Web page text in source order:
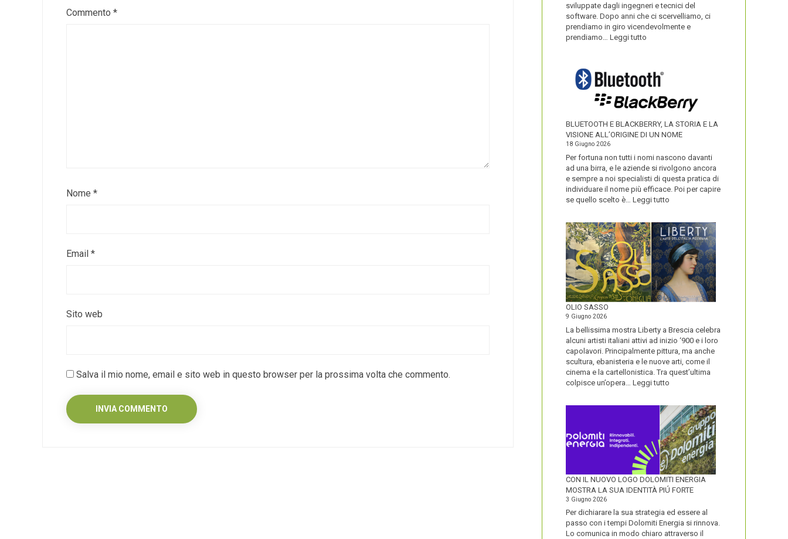
Commento *
Nome *
Email *
Sito web
Salva il mio nome, email e sito web in questo browser per la prossima volta che commento.
sviluppate dagli ingegneri e tecnici del
software. Dopo anni che ci scervelliamo, ci
prendiamo in giro vicendevolmente e
prendiamo… Leggi tutto
NOMI
DEI
SUOI
PRODOTTI
BLUETOOTH E BLACKBERRY, LA STORIA E LA
VISIONE ALL’ORIGINE DI UN NOME
18 Giugno 2026
Per fortuna non tutti i nomi nascono davanti
ad una birra, e le aziende si rivolgono ancora
e sempre a noi specialisti di questa pratica di
individuare il nome più efficace. Poi per capire
se quello scelto è… Leggi tutto
BLACKBERRY,
LA
STORIA
E
LA
VISIONE
ALL’ORIGINE
DI
NOME
OLIO SASSO
9 Giugno 2026
La bellissima mostra Liberty a Brescia celebra
alcuni artisti italiani attivi ad inizio ‘900 e i loro
capolavori. Principalmente pittura, ma anche
scultura, ebanisteria e le nuove arti, come il
cinema e la cartellonistica. Tra quest’ultima
colpisce un’opera… Leggi tutto
CON IL NUOVO LOGO DOLOMITI ENERGIA
MOSTRA LA SUA IDENTITÀ PIÚ FORTE
3 Giugno 2026
Per dichiarare la sua strategia ed essere al
passo con i tempi Dolomiti Energia si rinnova.
Lo comunica in modo chiaro attraverso il